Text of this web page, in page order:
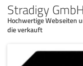
Stradigy GmbH
Hochwertige Webseiten
die verkauft